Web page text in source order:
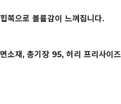
힙쪽으로 볼륨감이 느껴집니다.
면소재, 총기장 95, 허리 프리사이즈